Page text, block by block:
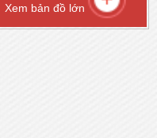
Xem bản đồ lớn